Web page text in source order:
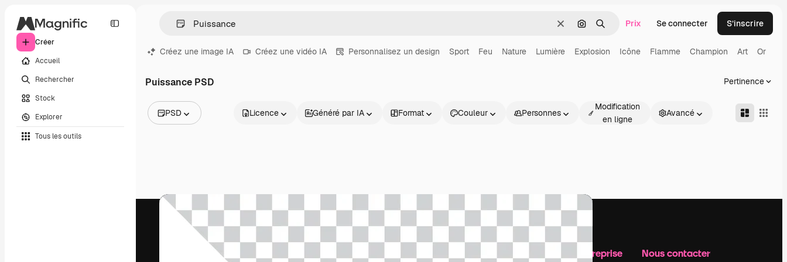
Créer
Accueil
Rechercher
Stock
Explorer
Tous les outils
EffacerRechercher par image
Rechercher
Prix Se connecter S’inscrire
Créez une image IA Créez une vidéo IA Personnalisez un design Sport Feu Nature Lumière Explosion Icône Flamme Champion Art Or
Puissance PSD Pertinence
PSD
Vidéos
Clips de vidéo
Graphiques animés
Templates vidéos
Licence Généré par IA Format Couleur Personnes
Modification
en ligne
Avancé
Notre entreprise Nous contacter